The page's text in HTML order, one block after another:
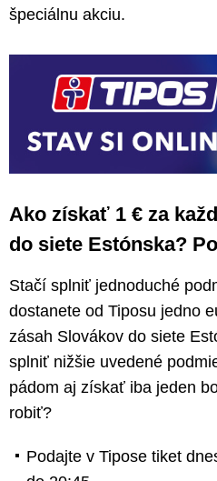
špeciálnu akciu.
Ako získať 1 € za
do siete Estónska?
Stačí splniť jednoduché
dostanete od Tiposu jedno
zásah Slovákov do siete
splniť nižšie uvedené
pádom aj získať iba jeden
robiť?
Podajte v Tipose tiket